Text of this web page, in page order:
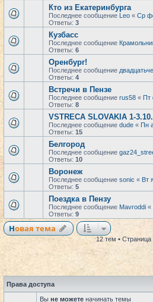
Кто из Екатеринбурга
Последнее сообщение Leo « Ср
Ответы: 3
Кузбасс
Последнее сообщение
Ответы: 6
Оренбург!
Последнее сообщение
Ответы: 4
Встречи в Пензе
Последнее сообщение rus58 « Пт
Ответы: 8
VSTRECA SLOVAKIA 1-
Последнее сообщение dude « Пн
Ответы: 15
Белгород
Последнее сообщение
Ответы: 10
Воронеж
Последнее сообщение sonic « Вт
Ответы: 5
Поездка в Пензу
Последнее сообщение Mavroddi «
Ответы: 9
Новая тема
12 тем • Страница
Права доступа
Вы не можете начинать темы